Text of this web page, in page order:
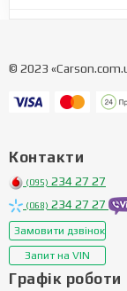
© 2023
Контакти
(095) 234 27 27
(068) 234 27 27
Замовити дзвінок
Запит на VIN
Графік роботи